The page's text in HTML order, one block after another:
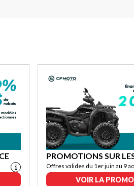
PROMOTIONS SUR
Offres valides du 1er juin au 9
VOIR LA